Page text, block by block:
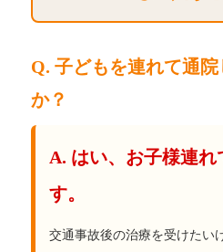
Q. 子どもを連れて通
か？
A. はい、お子様連れ
す。
交通事故後の治療を受けたい